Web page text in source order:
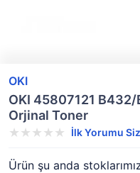
OKI
OKI 45807121
Orjinal Toner
İlk Yorumu
Ürün şu anda